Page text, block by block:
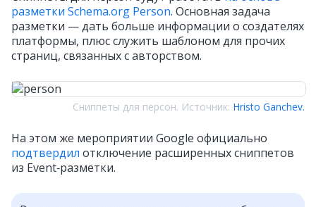
разметки Schema.org Person. Основная задача
разметки — дать больше информации о создателях
платформы, плюс служить шаблоном для прочих
страниц, связанных с авторством.
Сниппеты для персон. Источник: Hristo Ganchev.
На этом же мероприятии Google официально
подтвердил отключение расширенных сниппетов
из Event‑разметки.